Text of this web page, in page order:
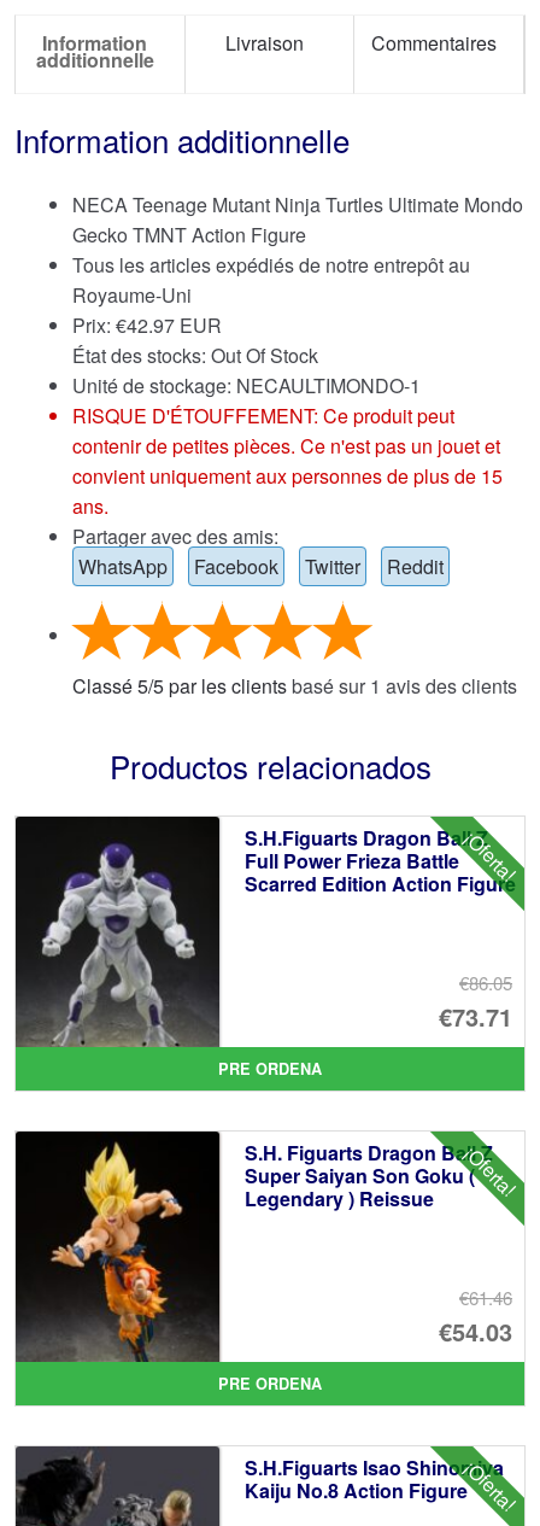
Information
additionnelle
Livraison Commentaires
Information additionnelle
NECA Teenage Mutant Ninja Turtles Ultimate Mondo
Gecko TMNT Action Figure
Tous les articles expédiés de notre entrepôt au
Royaume-Uni
Prix: €42.97 EUR
État des stocks: Out Of Stock
Unité de stockage: NECAULTIMONDO-1
RISQUE D'ÉTOUFFEMENT: Ce produit peut
contenir de petites pièces. Ce n'est pas un jouet et
convient uniquement aux personnes de plus de 15
ans.
Partager avec des amis:
WhatsApp
Facebook Twitter Reddit
Classé5/5par les clientsbasé sur 1 avis des clients
Productos relacionados
¡Oferta!
S.H.Figuarts Dragon Ball Z
Full Power Frieza Battle
Scarred Edition Action Figure
€86.05
€73.71
El
PRE ORDENA
¡Oferta!
S.H. Figuarts Dragon Ball Z
Super Saiyan Son Goku (
Legendary ) Reissue
€61.46
El
€54.03
El
PRE ORDENA
¡Oferta!
S.H.Figuarts Isao Shinomiya
Kaiju No.8 Action Figure